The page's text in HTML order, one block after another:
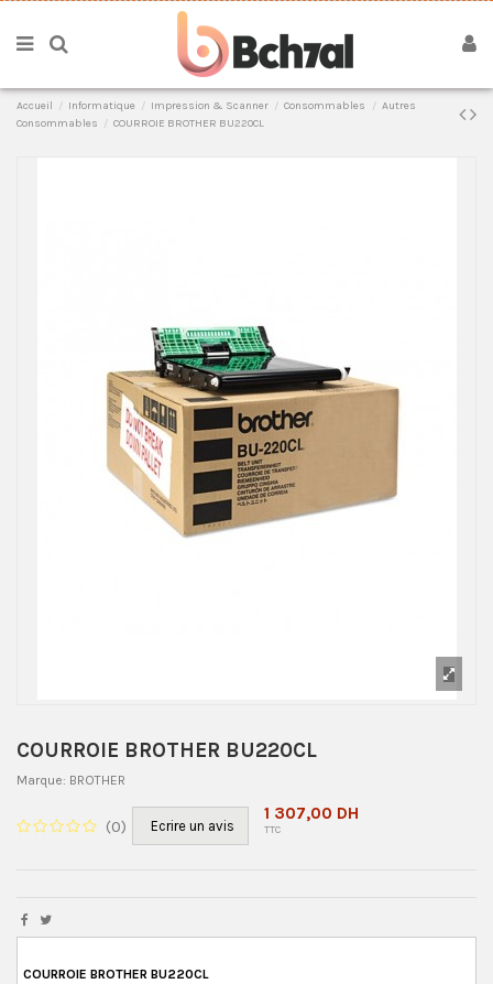
Accueil Informatique Impression & Scanner Consommables
Autres
Consommables
COURROIE BROTHER BU220CL
COURROIE BROTHER BU220CL
Marque: BROTHER
(0) Ecrire un avis
1 307,00 DH
TTC
COURROIE BROTHER BU220CL